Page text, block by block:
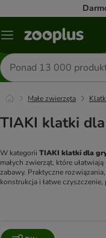
Menu
Szukaj
produktów
Małe zwierzęta
TIAKI klatki
W kategorii TIAKI klatki dla
małych zwierząt, które
zabawy. Praktyczne
konstrukcja i łatwe